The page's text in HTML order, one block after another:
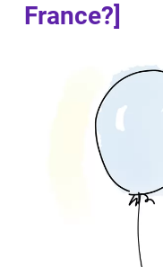
France?]